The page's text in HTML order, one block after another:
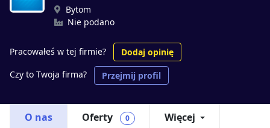
Bytom
Nie podano
Pracowałeś w tej firmie?
Dodaj opinię
Czy to Twoja firma?
Przejmij profil
O nas Oferty 0 Więcej